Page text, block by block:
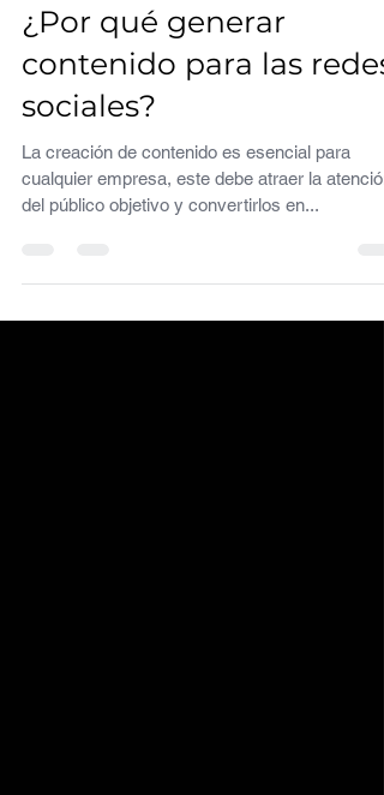
TBT digital agency
¿Por qué generar
contenido para las redes
sociales?
del público objetivo y convertirlos en...